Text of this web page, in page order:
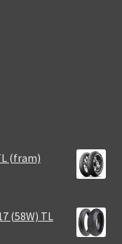
(fram)
(58W) TL